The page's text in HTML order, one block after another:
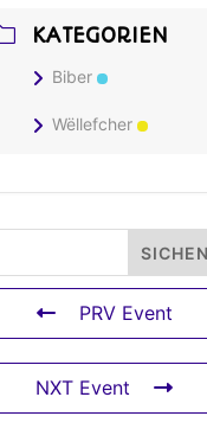
KATEGORIEN
Biber
Wëllefcher
PRV Event
NXT Event